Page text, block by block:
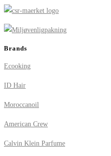
Brands
Ecooking
ID Hair
Moroccanoil
American Crew
Calvin Klein Parfume